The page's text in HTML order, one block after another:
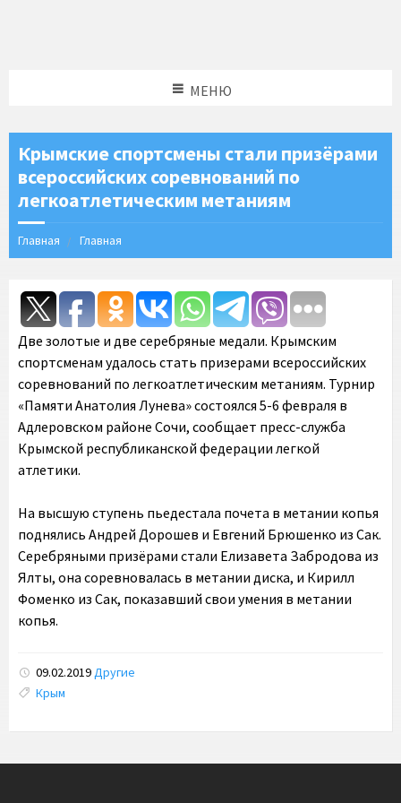
МЕНЮ
Крымские спортсмены стали призёрами
всероссийских соревнований по
легкоатлетическим метаниям
Главная Главная
Две золотые и две серебряные медали. Крымским
спортсменам удалось стать призерами всероссийских
соревнований по легкоатлетическим метаниям. Турнир
«Памяти Анатолия Лунева» состоялся 5-6 февраля в
Адлеровском районе Сочи, сообщает пресс-служба
Крымской республиканской федерации легкой
атлетики.
На высшую ступень пьедестала почета в метании копья
поднялись Андрей Дорошев и Евгений Брюшенко из Сак.
Серебряными призёрами стали Елизавета Забродова из
Ялты, она соревновалась в метании диска, и Кирилл
Фоменко из Сак, показавший свои умения в метании
копья.
09.02.2019Другие
Tags:
Крым